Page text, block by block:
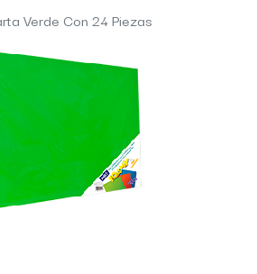
Verde Con 24 Piezas